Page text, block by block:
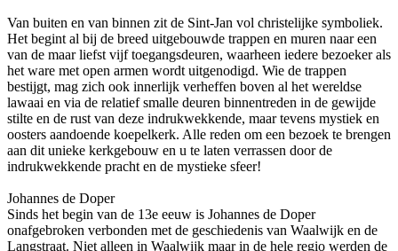
Van buiten en van binnen zit de Sint-Jan vol christelijke symboliek.
Het begint al bij de breed uitgebouwde trappen en muren naar een
van de maar liefst vijf toegangsdeuren, waarheen iedere bezoeker als
het ware met open armen wordt uitgenodigd. Wie de trappen
bestijgt, mag zich ook innerlijk verheffen boven al het wereldse
lawaai en via de relatief smalle deuren binnentreden in de gewijde
stilte en de rust van deze indrukwekkende, maar tevens mystiek en
oosters aandoende koepelkerk. Alle reden om een bezoek te brengen
aan dit unieke kerkgebouw en u te laten verrassen door de
indrukwekkende pracht en de mystieke sfeer!
Johannes de Doper
Sinds het begin van de 13e eeuw is Johannes de Doper
onafgebroken verbonden met de geschiedenis van Waalwijk en de
Langstraat. Niet alleen in Waalwijk maar in de hele regio werden de